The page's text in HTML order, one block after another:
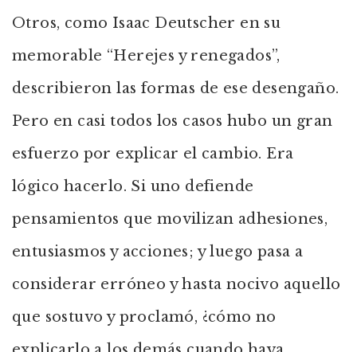
Otros, como Isaac Deutscher en su
memorable “Herejes y renegados”,
describieron las formas de ese desengaño.
Pero en casi todos los casos hubo un gran
esfuerzo por explicar el cambio. Era
lógico hacerlo. Si uno defiende
pensamientos que movilizan adhesiones,
entusiasmos y acciones; y luego pasa a
considerar erróneo y hasta nocivo aquello
que sostuvo y proclamó, ¿cómo no